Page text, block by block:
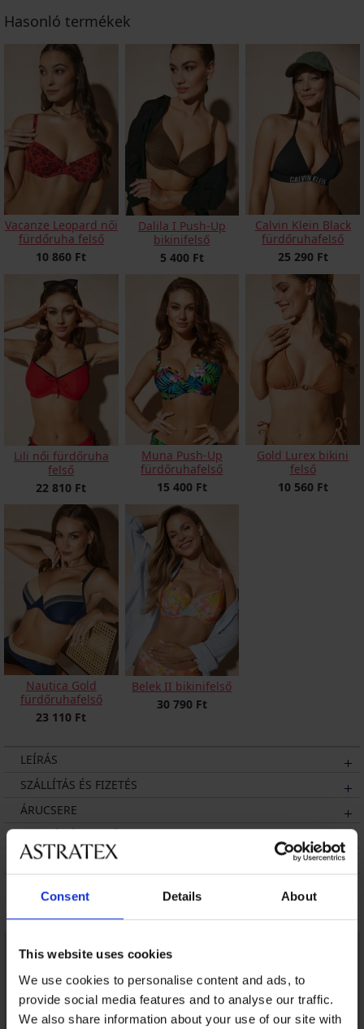
Consent Details About
This website uses cookies
We use cookies to personalise content and ads, to
provide social media features and to analyse our traffic.
We also share information about your use of our site with
Hasonló termékek
Vacanze Leopard női
fürdőruha felső
10 860 Ft
Dalila I Push-Up
bikinifelső
5 400 Ft
Calvin Klein Black
fürdőruhafelső
25 290 Ft
Lili női fürdőruha
felső
22 810 Ft
Muna Push-Up
fürdőruhafelső
15 400 Ft
Gold Lurex bikini
felső
10 560 Ft
Nautica Gold
fürdőruhafelső
23 110 Ft
Belek II bikinifelső
30 790 Ft
LEÍRÁS
SZÁLLÍTÁS ÉS FIZETÉS
ÁRUCSERE
A MÁRKÁRÓL
Talán tetszeni fog